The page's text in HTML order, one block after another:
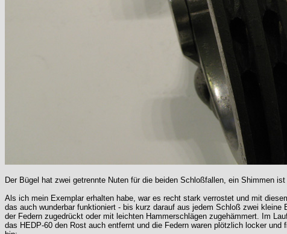
Der Bügel hat zwei getrennte Nuten für die beiden Schloßfallen, ein Shimmen
Als ich mein Exemplar erhalten habe, war es recht stark verrostet und mit
das auch wunderbar funktioniert - bis kurz darauf aus jedem Schloß zwei
der Federn zugedrückt oder mit leichten Hammerschlägen zugehämmert. Im
das HEDP-60 den Rost auch entfernt und die Federn waren plötzlich locker